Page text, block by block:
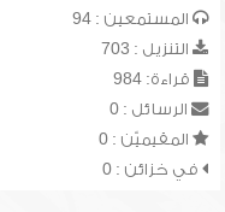
المستمعين : 94
التنزيل : 703
قراءة: 984
الرسائل : 0
المقيميّن : 0
في خزائن : 0